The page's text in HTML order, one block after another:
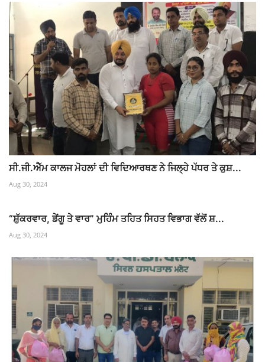
ਸੀ.ਜੀ.ਐੱਮ ਕਾਲਜ ਮੋਹਲਾਂ ਦੀ ਵਿਦਿਆਰਥਣ ਨੇ ਜਿਲ੍ਹੇ ਪੱਧਰ ਤੇ ਕੁਸ਼...
Aug 30, 2024
“ਸ਼ੁੱਕਰਵਾਰ, ਡੇਂਗੂ ਤੇ ਵਾਰ” ਮੁਹਿੰਮ ਤਹਿਤ ਸਿਹਤ ਵਿਭਾਗ ਵੱਲੋਂ ਸ਼...
Aug 30, 2024